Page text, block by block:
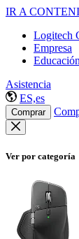
IR A
Logitech
Empresa
Educación
Asistencia
ES,es
Comprar
Ver por categoría